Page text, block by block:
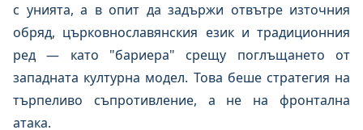
с унията, а в опит да задържи отвътре източния
обряд, църковнославянския език и традиционния
ред — като "бариера" срещу поглъщането от
западната културна модел. Това беше стратегия на
търпеливо съпротивление, а не на фронтална
атака.